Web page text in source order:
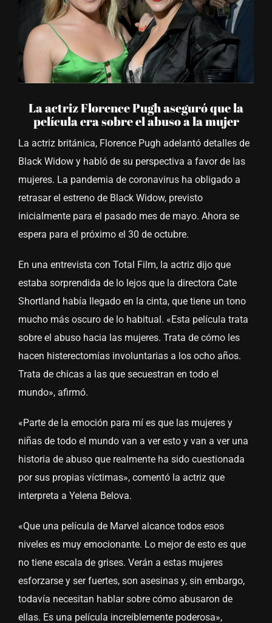
La actriz Florence Pugh aseguró que la
película era sobre el abuso a la mujer
La actriz británica, Florence Pugh adelantó detalles de
Black Widow y habló de su perspectiva a favor de las
mujeres. La pandemia de coronavirus ha obligado a
retrasar el estreno de Black Widow, previsto
inicialmente para el pasado mes de mayo. Ahora se
espera para el próximo el 30 de octubre.
En una entrevista con Total Film, la actriz dijo que
estaba sorprendida de lo lejos que la directora Cate
Shortland había llegado en la cinta, que tiene un tono
mucho más oscuro de lo habitual. «Esta película trata
sobre el abuso hacia las mujeres. Trata de cómo les
hacen histerectomías involuntarias a los ocho años.
Trata de chicas a las que secuestran en todo el
mundo», afirmó.
«Parte de la emoción para mí es que las mujeres y
niñas de todo el mundo van a ver esto y van a ver una
historia de abuso que realmente ha sido cuestionada
por sus propias víctimas», comentó la actriz que
interpreta a Yelena Belova.
«Que una película de Marvel alcance todos esos
niveles es muy emocionante. Lo mejor de esto es que
no tiene escala de grises. Verán a estas mujeres
esforzarse y ser fuertes, son asesinas y, sin embargo,
todavía necesitan hablar sobre cómo abusaron de
ellas. Es una película increíblemente poderosa»,